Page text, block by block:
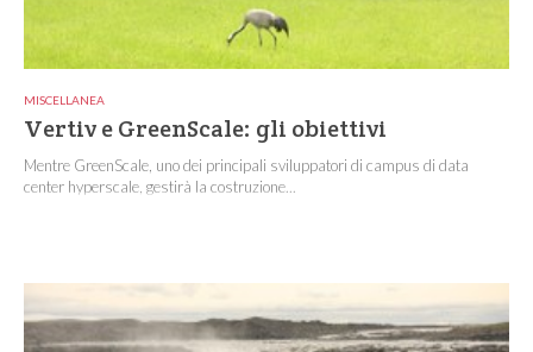
MISCELLANEA
Vertiv e GreenScale: gli obiettivi
Mentre GreenScale, uno dei principali sviluppatori di campus di data
center hyperscale, gestirà la costruzione...